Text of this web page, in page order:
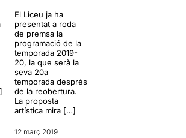
El Liceu ja ha
presentat a roda
de premsa la
programació de la
temporada 2019-
20, la que serà la
seva 20a
temporada després
de la reobertura.
La proposta
artística mira […]
12 març 2019